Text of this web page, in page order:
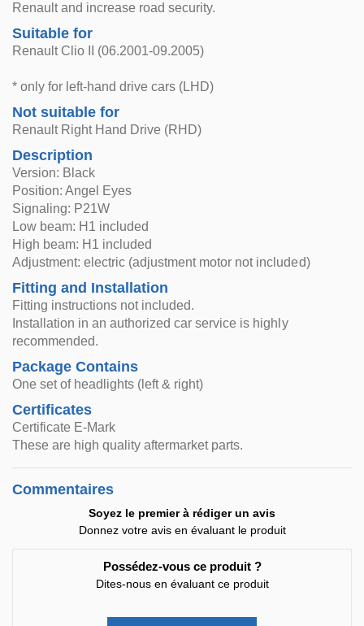
Renault and increase road security.
Suitable for
Renault Clio II (06.2001-09.2005)
* only for left-hand drive cars (LHD)
Not suitable for
Renault Right Hand Drive (RHD)
Description
Version: Black
Position: Angel Eyes
Signaling: P21W
Low beam: H1 included
High beam: H1 included
Adjustment: electric (adjustment motor not included)
Fitting and Installation
Fitting instructions not included.
Installation in an authorized car service is highly
recommended.
Package Contains
One set of headlights (left & right)
Certificates
Certificate E-Mark
These are high quality aftermarket parts.
Commentaires
Soyez le premier à rédiger un avis
Donnez votre avis en évaluant le produit
Possédez-vous ce produit ?
Dites-nous en évaluant ce produit